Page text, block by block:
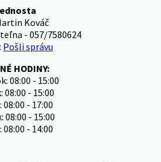
Kováč
- 057/7580624
Pošli správu
HODINY:
08:00 - 15:00
08:00 - 15:00
- 17:00
- 15:00
- 14:00